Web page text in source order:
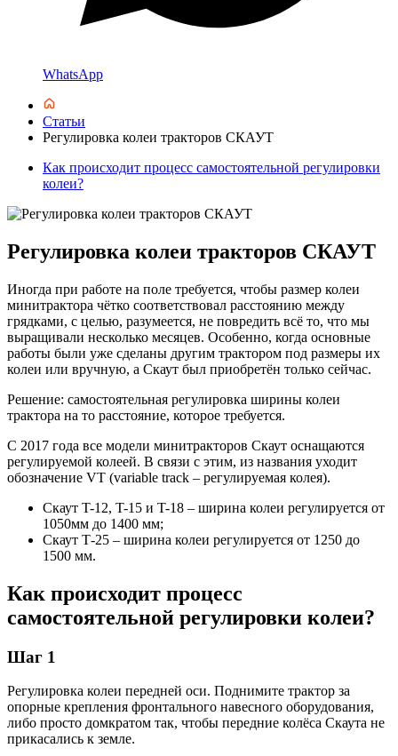
WhatsApp
Статьи
Регулировка колеи тракторов СКАУТ
Как происходит процесс самостоятельной регулировки
колеи?
Регулировка колеи тракторов СКАУТ
Иногда при работе на поле требуется, чтобы размер колеи
минитрактора чётко соответствовал расстоянию между
грядками, с целью, разумеется, не повредить всё то, что мы
выращивали несколько месяцев. Особенно, когда основные
работы были уже сделаны другим трактором под размеры их
колеи или вручную, а Скаут был приобретён только сейчас.
Решение: самостоятельная регулировка ширины колеи
трактора на то расстояние, которое требуется.
С 2017 года все модели минитракторов Скаут оснащаются
регулируемой колеей. В связи с этим, из названия уходит
обозначение VT (variable track – регулируемая колея).
Скаут T-12, T-15 и T-18 – ширина колеи регулируется от
1050мм до 1400 мм;
Скаут Т-25 – ширина колеи регулируется от 1250 до
1500 мм.
Как происходит процесс
самостоятельной регулировки колеи?
Шаг 1
Регулировка колеи передней оси. Поднимите трактор за
опорные крепления фронтального навесного оборудования,
либо просто домкратом так, чтобы передние колёса Скаута не
прикасались к земле.